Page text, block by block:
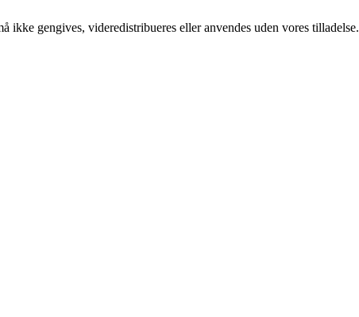
gengives, videredistribueres eller anvendes uden vores tilladelse.